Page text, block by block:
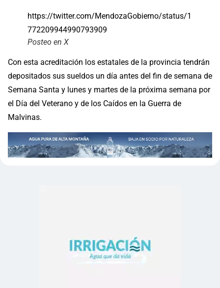
https://twitter.com/MendozaGobierno/status/1
772209944990793909
Posteo en X
Con esta acreditación los estatales de la provincia tendrán
depositados sus sueldos un día antes del fin de semana de
Semana Santa y lunes y martes de la próxima semana por
el Día del Veterano y de los Caídos en la Guerra de
Malvinas.